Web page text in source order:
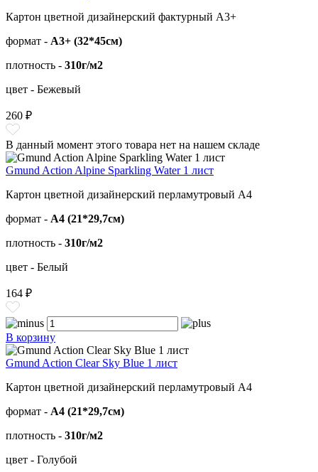
Картон цветной дизайнерский фактурный А3+
формат - А3+ (32*45см)
плотность - 310г/м2
цвет - Бежевый
260 ₽
В данный момент этого товара нет на нашем складе
Gmund Action Alpine Sparkling Water 1 лист
Картон цветной дизайнерский перламутровый А4
формат - А4 (21*29,7см)
плотность - 310г/м2
цвет - Белый
164 ₽
В корзину
Gmund Action Clear Sky Blue 1 лист
Картон цветной дизайнерский перламутровый А4
формат - А4 (21*29,7см)
плотность - 310г/м2
цвет - Голубой